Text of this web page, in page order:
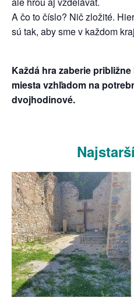
A čo to číslo? Nič zložité.
sú tak, aby sme v každom
Každá hra zaberie
miesta vzhľadom na
dvojhodinové.